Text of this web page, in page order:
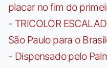
placar no fim do
- TRICOLOR
São Paulo para o
- Dispensado pelo